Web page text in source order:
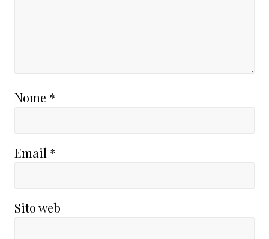
Nome *
Email *
Sito web